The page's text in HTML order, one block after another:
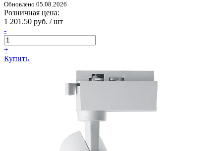
Обновлено 05.08.2026
Розничная цена:
1 201.50 руб. / шт
-
+
Купить